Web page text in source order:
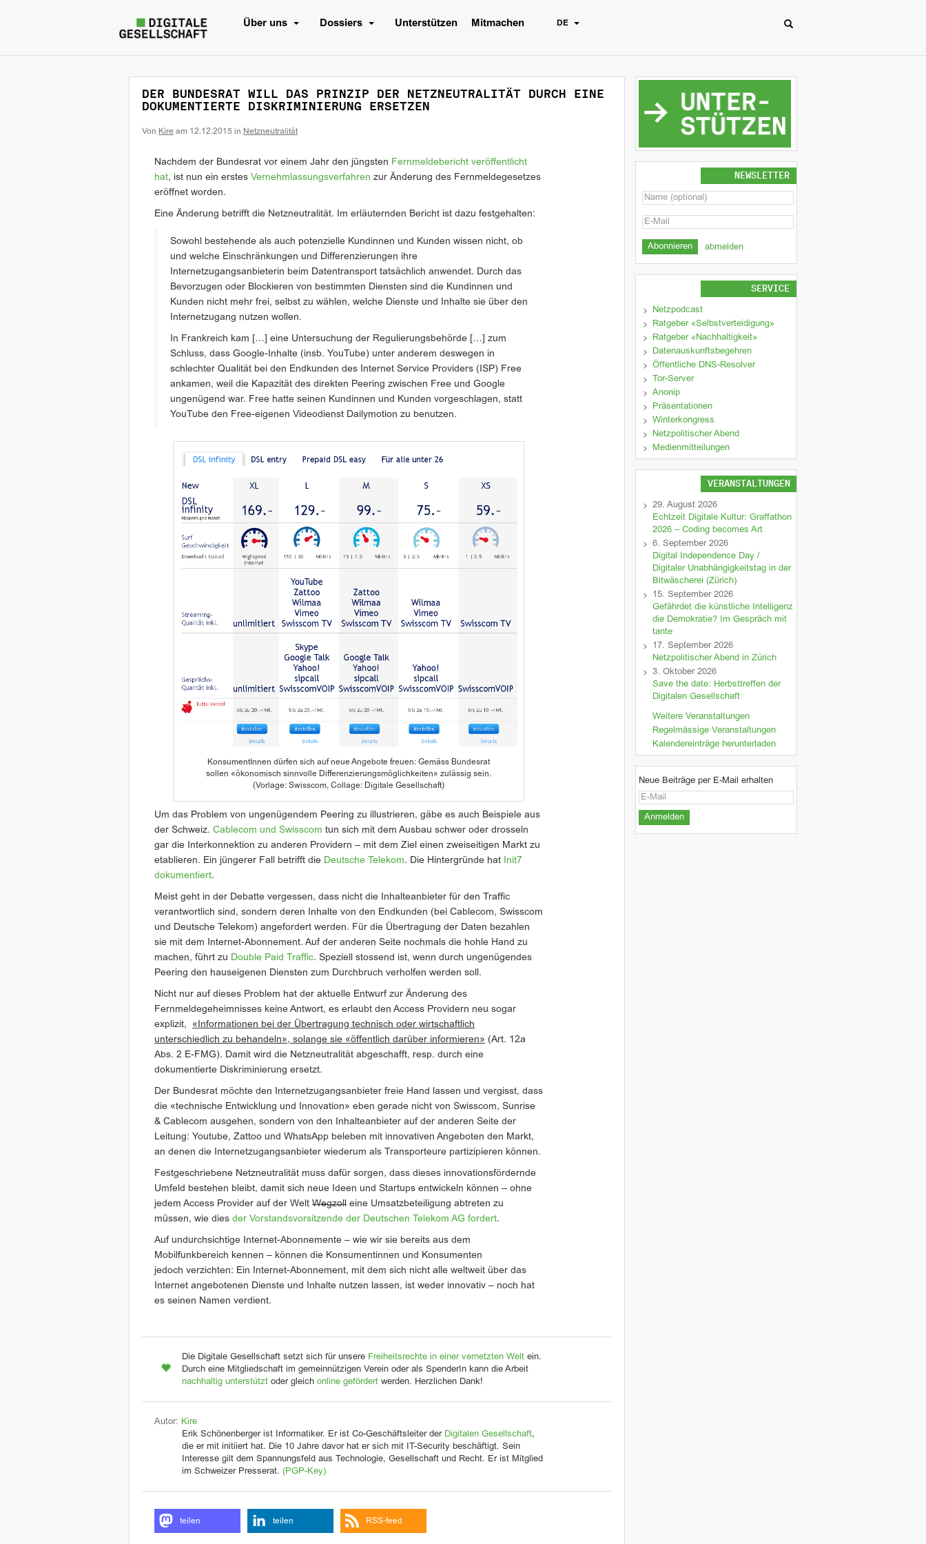
Über uns Dossiers Unterstützen Mitmachen DE
DER BUNDESRAT WILL DAS PRINZIP DER NETZNEUTRALITÄT DURCH EINE
DOKUMENTIERTE DISKRIMINIERUNG ERSETZEN
Von Kire am 12.12.2015 in Netzneutralität
Nachdem der Bundesrat vor einem Jahr den jüngsten Fernmeldebericht veröffentlicht
hat, ist nun ein erstes Vernehmlassungsverfahren zur Änderung des Fernmeldegesetzes
eröffnet worden.
Eine Änderung betrifft die Netzneutralität. Im erläuternden Bericht ist dazu festgehalten:
Sowohl bestehende als auch potenzielle Kundinnen und Kunden wissen nicht, ob
und welche Einschränkungen und Differenzierungen ihre
Internetzugangsanbieterin beim Datentransport tatsächlich anwendet. Durch das
Bevorzugen oder Blockieren von bestimmten Diensten sind die Kundinnen und
Kunden nicht mehr frei, selbst zu wählen, welche Dienste und Inhalte sie über den
Internetzugang nutzen wollen.
In Frankreich kam […] eine Untersuchung der Regulierungsbehörde […] zum
Schluss, dass Google-Inhalte (insb. YouTube) unter anderem deswegen in
schlechter Qualität bei den Endkunden des Internet Service Providers (ISP) Free
ankamen, weil die Kapazität des direkten Peering zwischen Free und Google
ungenügend war. Free hatte seinen Kundinnen und Kunden vorgeschlagen, statt
YouTube den Free-eigenen Videodienst Dailymotion zu benutzen.
KonsumentInnen dürfen sich auf neue Angebote freuen: Gemäss Bundesrat
sollen «ökonomisch sinnvolle Differenzierungsmöglichkeiten» zulässig sein.
(Vorlage: Swisscom, Collage: Digitale Gesellschaft)
Um das Problem von ungenügendem Peering zu illustrieren, gäbe es auch Beispiele aus
der Schweiz. Cablecom und Swisscom tun sich mit dem Ausbau schwer oder drosseln
gar die Interkonnektion zu anderen Providern – mit dem Ziel einen zweiseitigen Markt zu
etablieren. Ein jüngerer Fall betrifft die Deutsche Telekom. Die Hintergründe hat
Init7
dokumentiert.
Meist geht in der Debatte vergessen, dass nicht die Inhalteanbieter für den Traffic
verantwortlich sind, sondern deren Inhalte von den Endkunden (bei Cablecom, Swisscom
und Deutsche Telekom) angefordert werden. Für die Übertragung der Daten bezahlen
sie mit dem Internet-Abonnement. Auf der anderen Seite nochmals die hohle Hand zu
machen, führt zu Double Paid Traffic. Speziell stossend ist, wenn durch ungenügendes
Peering den hauseigenen Diensten zum Durchbruch verholfen werden soll.
Nicht nur auf dieses Problem hat der aktuelle Entwurf zur Änderung des
Fernmeldegeheimnisses keine Antwort, es erlaubt den Access Providern neu sogar
explizit, «Informationen bei der Übertragung technisch oder wirtschaftlich
unterschiedlich zu behandeln», solange sie «öffentlich darüber informieren» (Art. 12a
Abs. 2 E-FMG). Damit wird die Netzneutralität abgeschafft, resp. durch eine
dokumentierte Diskriminierung ersetzt.
Der Bundesrat möchte den Internetzugangsanbieter freie Hand lassen und vergisst, dass
die «technische Entwicklung und Innovation» eben gerade nicht von Swisscom, Sunrise
& Cablecom ausgehen, sondern von den Inhalteanbieter auf der anderen Seite der
Leitung: Youtube, Zattoo und WhatsApp beleben mit innovativen Angeboten den Markt,
an denen die Internetzugangsanbieter wiederum als Transporteure partizipieren können.
Festgeschriebene Netzneutralität muss dafür sorgen, dass dieses innovationsfördernde
Umfeld bestehen bleibt, damit sich neue Ideen und Startups entwickeln können – ohne
jedem Access Provider auf der Welt Wegzoll eine Umsatzbeteiligung abtreten zu
müssen, wie dies der Vorstandsvorsitzende der Deutschen Telekom AG fordert.
Auf undurchsichtige Internet-Abonnemente – wie wir sie bereits aus dem
Mobilfunkbereich kennen – können die Konsumentinnen und Konsumenten
jedoch verzichten: Ein Internet-Abonnement, mit dem sich nicht alle weltweit über das
Internet angebotenen Dienste und Inhalte nutzen lassen, ist weder innovativ – noch hat
es seinen Namen verdient.
Die Digitale Gesellschaft setzt sich für unsere Freiheitsrechte in einer vernetzten Welt ein.
Durch eine Mitgliedschaft im gemeinnützigen Verein oder als SpenderIn kann die Arbeit
nachhaltig unterstützt oder gleich online gefördert werden. Herzlichen Dank!
Autor: Kire
Erik Schönenberger ist Informatiker. Er ist Co-Geschäftsleiter der Digitalen Gesellschaft,
die er mit initiiert hat. Die 10 Jahre davor hat er sich mit IT-Security beschäftigt. Sein
Interesse gilt dem Spannungsfeld aus Technologie, Gesellschaft und Recht. Er ist Mitglied
im Schweizer Presserat. (PGP-Key)
teilen teilen RSS-feed
NEWSLETTER
abmelden
SERVICE
Netzpodcast
Ratgeber «Selbstverteidigung»
Ratgeber «Nachhaltigkeit»
Datenauskunftsbegehren
Öffentliche DNS-Resolver
Tor-Server
Anonip
Präsentationen
Winterkongress
Netzpolitischer Abend
Medienmitteilungen
VERANSTALTUNGEN
29. August 2026
Echtzeit Digitale Kultur: Graffathon
2026 – Coding becomes Art
6. September 2026
Digital Independence Day /
Digitaler Unabhängigkeitstag in der
Bitwäscherei (Zürich)
15. September 2026
Gefährdet die künstliche Intelligenz
die Demokratie? Im Gespräch mit
tante
17. September 2026
Netzpolitischer Abend in Zürich
3. Oktober 2026
Save the date: Herbsttreffen der
Digitalen Gesellschaft
Weitere Veranstaltungen
Regelmässige Veranstaltungen
Kalendereinträge herunterladen
Neue Beiträge per E-Mail erhalten